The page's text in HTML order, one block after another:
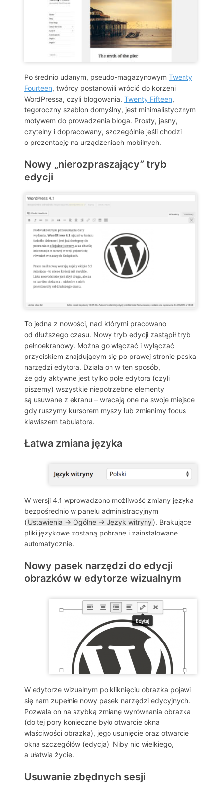
Po średnio udanym, pseudo-magazynowym Twenty
Fourteen, twórcy postanowili wrócić do korzeni
WordPressa, czyli blogowania. Twenty Fifteen,
tegoroczny szablon domyślny, jest minimalistycznym
motywem do prowadzenia bloga. Prosty, jasny,
czytelny i dopracowany, szczególnie jeśli chodzi
o prezentację na urządzeniach mobilnych.
Nowy „nierozpraszający” tryb
edycji
To jedna z nowości, nad którymi pracowano
od dłuższego czasu. Nowy tryb edycji zastąpił tryb
pełnoekranowy. Można go włączać i wyłączać
przyciskiem znajdującym się po prawej stronie paska
narzędzi edytora. Działa on w ten sposób,
że gdy aktywne jest tylko pole edytora (czyli
piszemy) wszystkie niepotrzebne elementy
są usuwane z ekranu – wracają one na swoje miejsce
gdy ruszymy kursorem myszy lub zmienimy focus
klawiszem tabulatora.
Łatwa zmiana języka
W wersji 4.1 wprowadzono możliwość zmiany języka
bezpośrednio w panelu administracyjnym
(Ustawienia → Ogólne → Język witryny ). Brakujące
pliki językowe zostaną pobrane i zainstalowane
automatycznie.
Nowy pasek narzędzi do edycji
obrazków w edytorze wizualnym
W edytorze wizualnym po kliknięciu obrazka pojawi
się nam zupełnie nowy pasek narzędzi edycyjnych.
Pozwala on na szybką zmianę wyrównania obrazka
(do tej pory konieczne było otwarcie okna
właściwości obrazka), jego usunięcie oraz otwarcie
okna szczegółów (edycja). Niby nic wielkiego,
a ułatwia życie.
Usuwanie zbędnych sesji